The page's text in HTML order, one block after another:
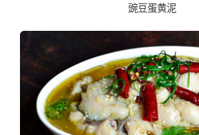
豌豆蛋黄泥